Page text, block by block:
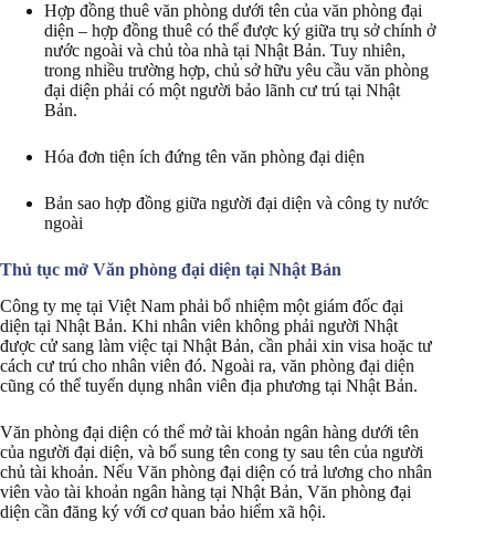
Hợp đồng thuê văn phòng dưới tên của văn phòng đại
diện – hợp đồng thuê có thể được ký giữa trụ sở chính ở
nước ngoài và chủ tòa nhà tại Nhật Bản. Tuy nhiên,
trong nhiều trường hợp, chủ sở hữu yêu cầu văn phòng
đại diện phải có một người bảo lãnh cư trú tại Nhật
Bản.
Hóa đơn tiện ích đứng tên văn phòng đại diện
Bản sao hợp đồng giữa người đại diện và công ty nước
ngoài
Thủ tục mở Văn phòng đại diện tại Nhật Bản
Công ty mẹ tại Việt Nam phải bổ nhiệm một giám đốc đại
diện tại Nhật Bản. Khi nhân viên không phải người Nhật
được cử sang làm việc tại Nhật Bản, cần phải xin visa hoặc tư
cách cư trú cho nhân viên đó. Ngoài ra, văn phòng đại diện
cũng có thể tuyển dụng nhân viên địa phương tại Nhật Bản.
Văn phòng đại diện có thể mở tài khoản ngân hàng dưới tên
của người đại diện, và bổ sung tên cong ty sau tên của người
chủ tài khoản. Nếu Văn phòng đại diện có trả lương cho nhân
viên vào tài khoản ngân hàng tại Nhật Bản, Văn phòng đại
diện cần đăng ký với cơ quan bảo hiểm xã hội.